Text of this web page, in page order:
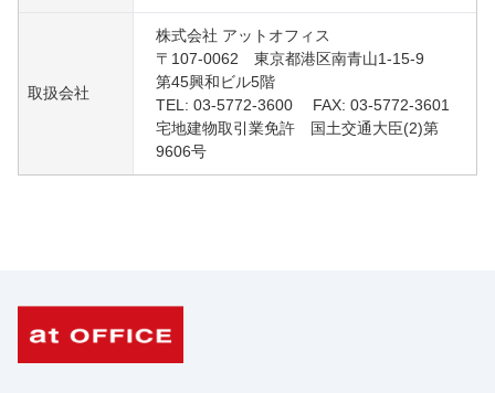
取扱会社
株式会社 アットオフィス
〒107-0062 東京都港区南青山1-15-9
第45興和ビル5階
TEL: 03-5772-3600 FAX: 03-5772-3601
宅地建物取引業免許 国土交通大臣(2)第
9606号